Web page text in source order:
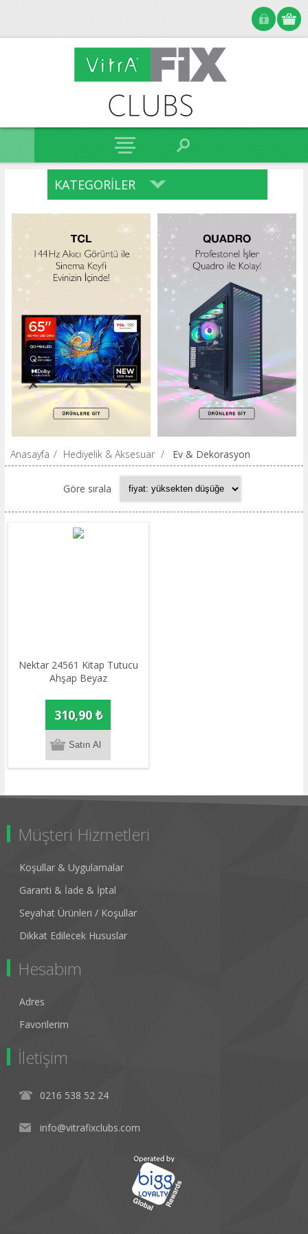
KATEGORILER
Anasayfa / Hediyelik & Aksesuar / Ev & Dekorasyon
Göre sırala
Nektar 24561 Kitap Tutucu
Ahşap Beyaz
310,90 ₺
Müşteri Hizmetleri
Koşullar & Uygulamalar
Garanti & İade & İptal
Seyahat Ürünleri / Koşullar
Dikkat Edilecek Hususlar
Hesabım
Adres
Favorilerim
İletişim
0216 538 52 24
info@vitrafixclubs.com